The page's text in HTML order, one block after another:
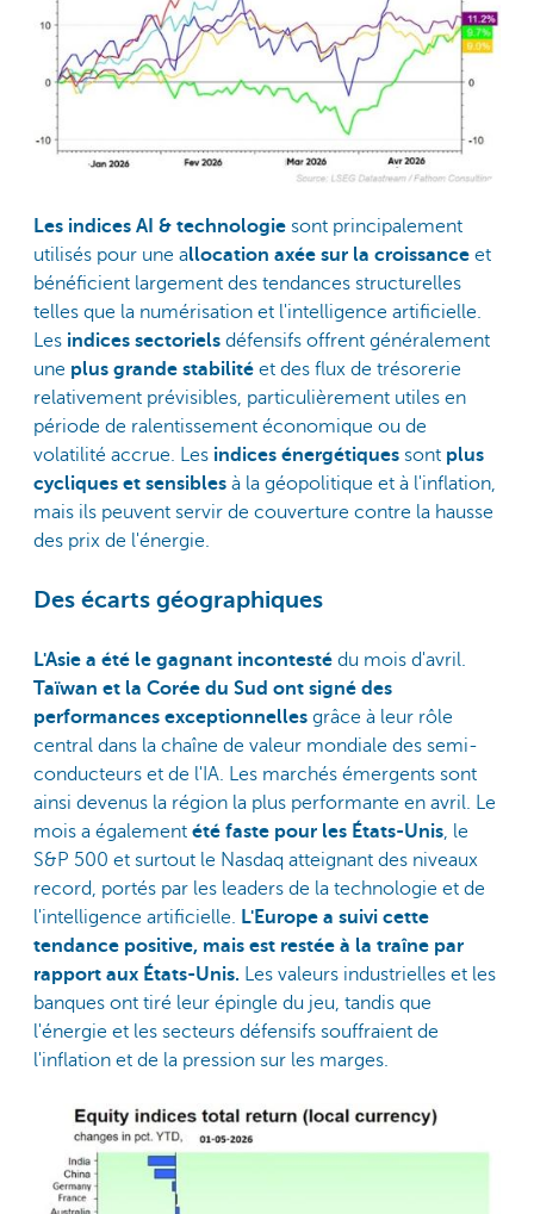
Les indices AI & technologie sont principalement
utilisés pour une allocation axée sur la croissance et
bénéficient largement des tendances structurelles
telles que la numérisation et l'intelligence artificielle.
Les indices sectoriels défensifs offrent généralement
une plus grande stabilité et des flux de trésorerie
relativement prévisibles, particulièrement utiles en
période de ralentissement économique ou de
volatilité accrue. Les indices énergétiques sont plus
cycliques et sensibles à la géopolitique et à l'inflation,
mais ils peuvent servir de couverture contre la hausse
des prix de l'énergie.
Des écarts géographiques
L'Asie a été le gagnant incontesté du mois d'avril.
Taïwan et la Corée du Sud ont signé des
performances exceptionnelles grâce à leur rôle
central dans la chaîne de valeur mondiale des semi-
conducteurs et de l'IA. Les marchés émergents sont
ainsi devenus la région la plus performante en avril. Le
mois a également été faste pour les États-Unis, le
S&P 500 et surtout le Nasdaq atteignant des niveaux
record, portés par les leaders de la technologie et de
l'intelligence artificielle. L'Europe a suivi cette
tendance positive, mais est restée à la traîne par
rapport aux États-Unis. Les valeurs industrielles et les
banques ont tiré leur épingle du jeu, tandis que
l'énergie et les secteurs défensifs souffraient de
l'inflation et de la pression sur les marges.